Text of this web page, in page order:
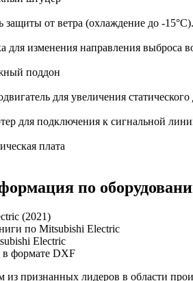
от ветра (охлаждение до -
для изменения направления выброса
поддон
для увеличения
для подключения к сигнальной
плата
по
(2021)
по Mitsubishi Electric
Electric
в формате DXF
из признанных лидеров в области